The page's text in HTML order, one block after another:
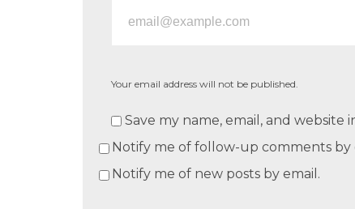
Your email address will not be published.
Save my name, email, and
Notify me of follow-up comments by
Notify me of new posts by email.